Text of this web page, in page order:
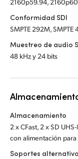
2160p59.94, 2160p60
Conformidad SDI
SMPTE 292M, SMPTE
Muestreo de audio
48 kHz y 24 bits
Almacenamiento
2 x CFast, 2 x SD
con alimentación
Soportes